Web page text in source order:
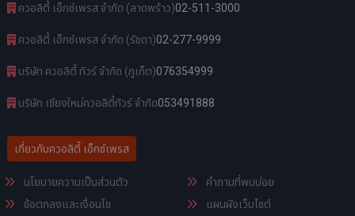
ควอลิตี้ เอ็กซ์เพรส จำกัด (ลาดพร้าว)02-511-3000
ควอลิตี้ เอ็กซ์เพรส จำกัด (รัชดา)02-277-9999
บริษัท ควอลิตี้ ทัวร์ จำกัด (ภูเก็ต)076354999
บริษัท เชียงใหม่ควอลิตี้ทัวร์ จำกัด053491888
เกี่ยวกับควอลิตี้ เอ็กซ์เพรส
นโยบายความเป็นส่วนตัว
ข้อตกลงและเงื่อนไข
คำถามที่พบบ่อย
แผนผังเว็บไซต์